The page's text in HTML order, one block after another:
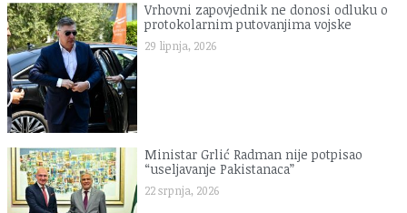
Vrhovni zapovjednik ne donosi odluku o
protokolarnim putovanjima vojske
29 lipnja, 2026
Ministar Grlić Radman nije potpisao
“useljavanje Pakistanaca”
22 srpnja, 2026